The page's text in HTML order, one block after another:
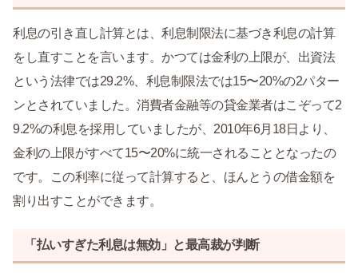
利息の引き直し計算とは、利息制限法に基づき利息の計算
をし直すことを言います。かつては金利の上限が、出資法
という法律では29.2%、利息制限法では15〜20%の2パター
ンとされていました。消費者金融等の貸金業者はこぞって2
9.2%の利息を採用していましたが、2010年6月18日より、
金利の上限がすべて15〜20%に統一されることとなったの
です。この利率に従って計算すると、ほんとうの借金額を
割り出すことができます。
「払いすぎた利息は無効」と最高裁が判断